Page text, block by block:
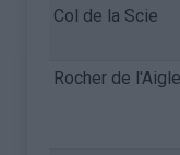
Col de la Scie
Rocher de l'Aigle